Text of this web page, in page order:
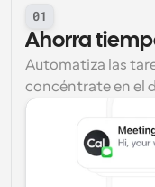
01
Ahorra
Automatiza las
concéntrate en el